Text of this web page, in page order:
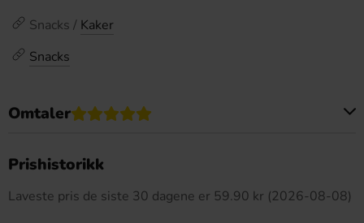
Snacks / Kaker
Snacks
Omtaler
Prishistorikk
Laveste pris de siste 30 dagene er 59.90 kr (2026-08-08)